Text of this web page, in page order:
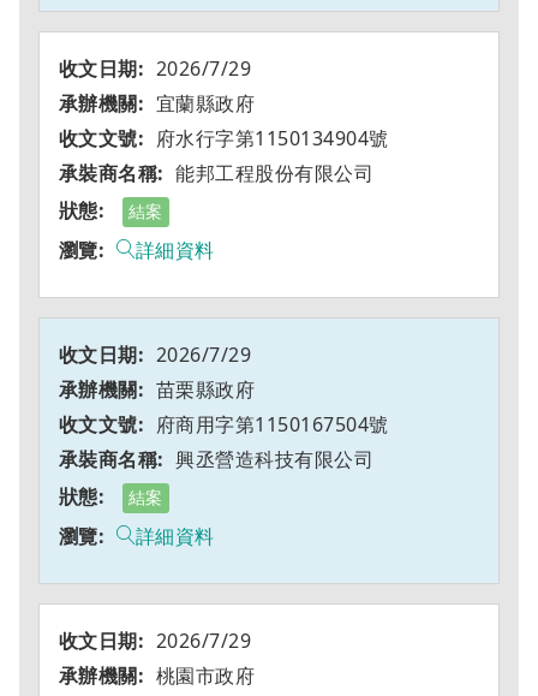
2026/7/29
宜蘭縣政府
府水行字第1150134904號
能邦工程股份有限公司
結案
詳細資料
2026/7/29
苗栗縣政府
府商用字第1150167504號
興丞營造科技有限公司
結案
詳細資料
2026/7/29
桃園市政府